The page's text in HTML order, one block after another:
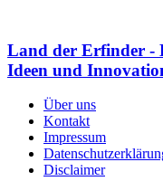
Land der Erfinder -
Ideen und
Über uns
Kontakt
Impressum
Disclaimer